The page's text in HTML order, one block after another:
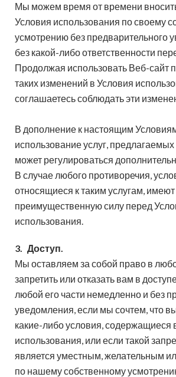
Мы можем время от времени
Условия использования по своему
усмотрению без предварительного
без какой-либо ответственности
Продолжая использовать Веб-сайт
таких изменений в Условия
соглашаетесь соблюдать эти
В дополнение к настоящим
использование услуг,
может регулироваться
В случае любого противоречия,
относящиеся к таким услугам, имеют
преимущественную силу перед
использования.
3. Доступ.
Мы оставляем за собой право в
запретить или отказать вам в
любой его части немедленно и без
уведомления, если мы сочтем, что
какие-либо условия, содержащиеся
использования, или если такой
является уместным, желательным
по нашему собственному